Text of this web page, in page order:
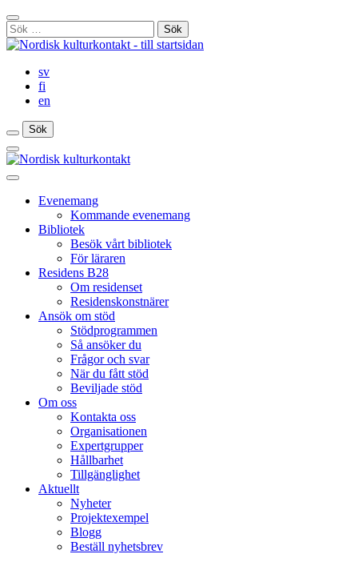
Gå
till
innehåll
Stäng
sökfält
Sök
efter:
sv
fi
en
Sök
Sök
Sök
Huvudmeny
Stäng
huvudmenyn
Evenemang
Kommande evenemang
Bibliotek
Besök vårt bibliotek
För läraren
Residens B28
Om residenset
Residenskonstnärer
Ansök om stöd
Stödprogrammen
Så ansöker du
Frågor och svar
När du fått stöd
Beviljade stöd
Om oss
Kontakta oss
Organisationen
Expertgrupper
Hållbarhet
Tillgänglighet
Aktuellt
Nyheter
Projektexempel
Blogg
Beställ nyhetsbrev